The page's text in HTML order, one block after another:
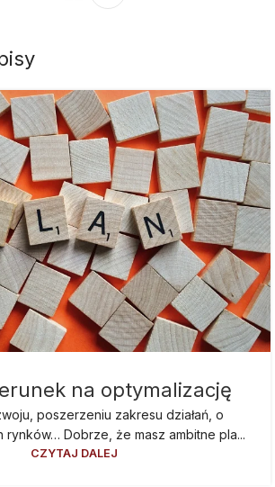
na optymalizację
poszerzeniu zakresu działań, o
Dobrze, że masz ambitne pla...
CZYTAJ DALEJ